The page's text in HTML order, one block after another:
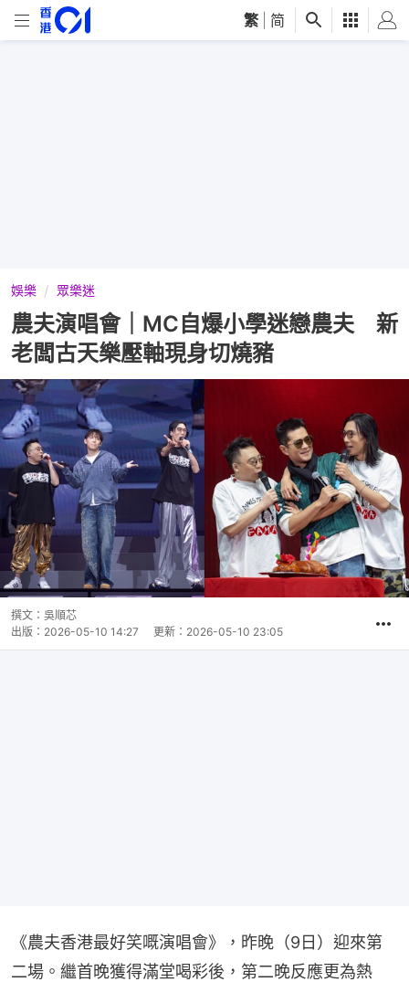
繁 简
娛樂 眾樂迷
農夫演唱會｜MC自爆小學迷戀農夫 新
老闆古天樂壓軸現身切燒豬
撰文： 吳順芯
出版： 2026-05-10 14:27 更新： 2026-05-10 23:05
《農夫香港最好笑嘅演唱會》，昨晚（9日）迎來第
二場。繼首晚獲得滿堂喝彩後，第二晚反應更為熱